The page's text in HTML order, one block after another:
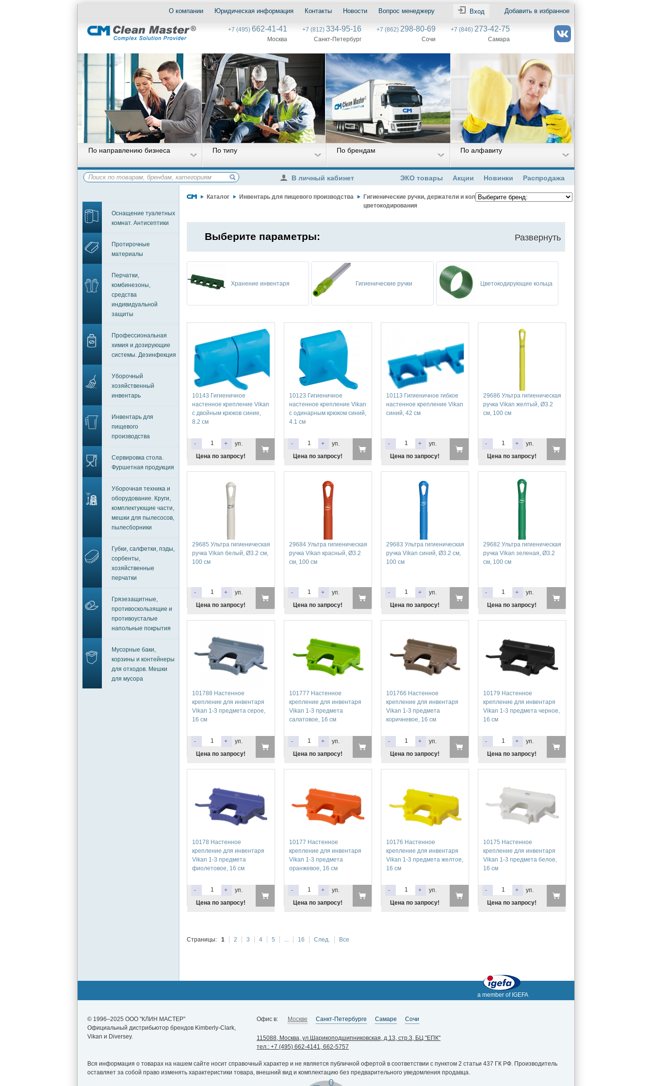
Вход Добавить в избранное
О компании Юридическая информация Контакты Новости Вопрос менеджеру
+7 (495) 662-41-41
Москва
+7 (812) 334-95-16
Санкт-Петербург
+7 (862) 298-80-69
Сочи
+7 (846) 273-42-75
Самара
По направлению бизнеса По типу По брендам По алфавиту
Распродажа
Новинки
Акции
ЭКО товары
В личный кабинет
Оснащение туалетных
комнат. Антисептики
Протирочные
материалы
Перчатки,
комбинезоны,
средства
индивидуальной
защиты
Профессиональная
химия и дозирующие
системы. Дезинфекция
Уборочный
хозяйственный
инвентарь
Инвентарь для
пищевого
производства
Сервировка стола.
Фуршетная продукция
Уборочная техника и
оборудование. Круги,
комплектующие части,
мешки для пылесосов,
пылесборники
Губки, салфетки, пэды,
сорбенты,
хозяйственные
перчатки
Грязезащитные,
противоскользящие и
противоусталые
напольные покрытия
Мусорные баки,
корзины и контейнеры
для отходов. Мешки
для мусора
Каталог Инвентарь для пищевого производства
Гигиенические ручки, держатели и кольца
цветокодирования
Выберите параметры: Развернуть
Хранение инвентаря Гигиенические ручки Цветокодирующие кольца
10143 Гигиеничное
настенное крепление Vikan
c двойным крюков синие,
8.2 см
- +
уп.
Цена по запросу!
10123 Гигиеничное
настенное крепление Vikan
с одинарным крюком синий,
4.1 см
- +
уп.
Цена по запросу!
10113 Гигиеничное гибкое
настенное крепление Vikan
синий, 42 см
- +
уп.
Цена по запросу!
29686 Ультра гигиеническая
ручка Vikan желтый, Ø3.2
см, 100 см
- +
уп.
Цена по запросу!
29685 Ультра гигиеническая
ручка Vikan белый, Ø3.2 см,
100 см
- +
уп.
Цена по запросу!
29684 Ультра гигиеническая
ручка Vikan красный, Ø3.2
см, 100 см
- +
уп.
Цена по запросу!
29683 Ультра гигиеническая
ручка Vikan синий, Ø3.2 см,
100 см
- +
уп.
Цена по запросу!
29682 Ультра гигиеническая
ручка Vikan зеленая, Ø3.2
см, 100 см
- +
уп.
Цена по запросу!
101788 Настенное
крепление для инвентаря
Vikan 1-3 предмета серое,
16 см
- +
уп.
Цена по запросу!
101777 Настенное
крепление для инвентаря
Vikan 1-3 предмета
салатовое, 16 см
- +
уп.
Цена по запросу!
101766 Настенное
крепление для инвентаря
Vikan 1-3 предмета
коричневое, 16 см
- +
уп.
Цена по запросу!
10179 Настенное
крепление для инвентаря
Vikan 1-3 предмета черное,
16 см
- +
уп.
Цена по запросу!
10178 Настенное
крепление для инвентаря
Vikan 1-3 предмета
фиолетовое, 16 см
- +
уп.
Цена по запросу!
10177 Настенное
крепление для инвентаря
Vikan 1-3 предмета
оранжевое, 16 см
- +
уп.
Цена по запросу!
10176 Настенное
крепление для инвентаря
Vikan 1-3 предмета желтое,
16 см
- +
уп.
Цена по запросу!
10175 Настенное
крепление для инвентаря
Vikan 1-3 предмета белое,
16 см
- +
уп.
Цена по запросу!
Страницы: 1 2 3 4 5 ... 16 След. Все
a member of IGEFA
© 1996–2025 ООО "КЛИН МАСТЕР"
Официальный дистрибьютор брендов Kimberly-Clark,
Vikan и Diversey.
Офис в: Москве Санкт-Петербурге Самаре Сочи
115088, Москва, ул.Шарикоподшипниковская, д.13, стр.3, БЦ "ЕПК"
тел.: +7 (495) 662-4141, 662-5757
Вся информация о товарах на нашем сайте носит справочный характер и не является публичной офертой в соответствии с пунктом 2 статьи 437 ГК РФ. Производитель
оставляет за собой право изменять характеристики товара, внешний вид и комплектацию без предварительного уведомления продавца.
0